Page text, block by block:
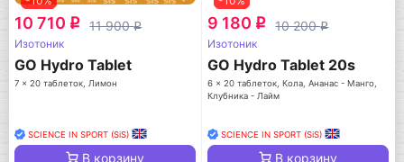
10 710 q 11 900q
Изотоник
GO Hydro Tablet
7 x 20 таблеток, Лимон
SCIENCE IN SPORT (SiS)
В корзину
9 180 q 10 200q
Изотоник
GO Hydro Tablet 20s
6 x 20 таблеток, Кола, Ананас - Манго,
Клубника - Лайм
SCIENCE IN SPORT (SiS)
В корзину